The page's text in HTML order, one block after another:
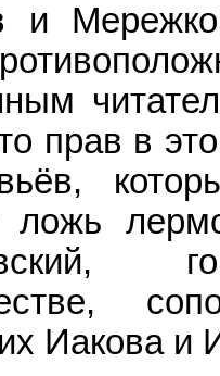
и
прав в
ложь
Иакова и